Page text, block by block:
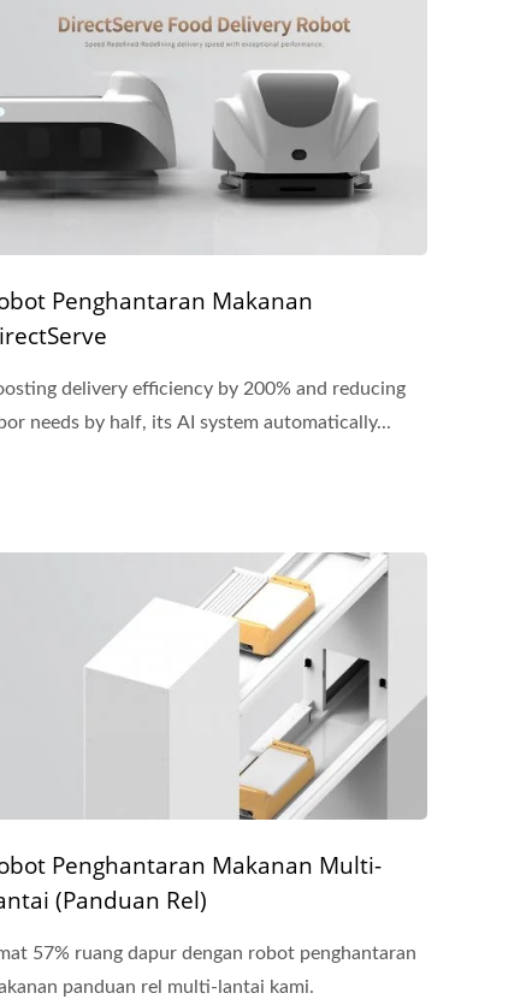
Penghantaran Makanan
delivery efficiency by 200% and reducing
needs by half, its AI system automatically...
Penghantaran Makanan Multi-
(Panduan Rel)
57% ruang dapur dengan robot penghantaran
panduan rel multi-lantai kami.